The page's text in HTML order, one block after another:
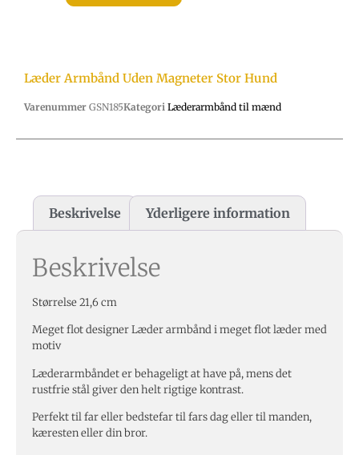
Læder Armbånd Uden Magneter Stor Hund
Varenummer GSN185Kategori Læderarmbånd til mænd
Beskrivelse Yderligere information
Beskrivelse
Størrelse 21,6 cm
Meget flot designer Læder armbånd i meget flot læder med
motiv
Læderarmbåndet er behageligt at have på, mens det
rustfrie stål giver den helt rigtige kontrast.
Perfekt til far eller bedstefar til fars dag eller til manden,
kæresten eller din bror.